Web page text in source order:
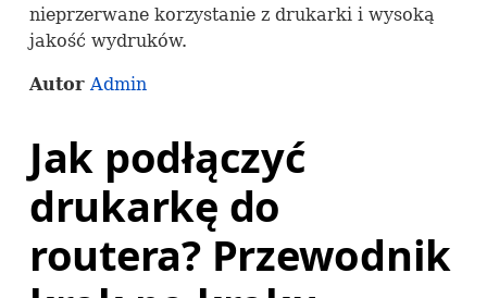
nieprzerwane korzystanie z drukarki i wysoką
jakość wydruków.
AutorAdmin
Jak podłączyć
drukarkę do
routera? Przewodnik